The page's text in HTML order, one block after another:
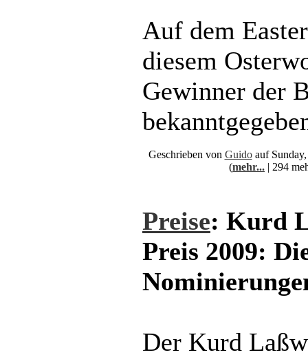
Auf dem
diesem
Gewinner der
Geschrieben von Guidoauf
(mehr... | 294
Preise: Kurd
Preis 2009:
Der Kurd